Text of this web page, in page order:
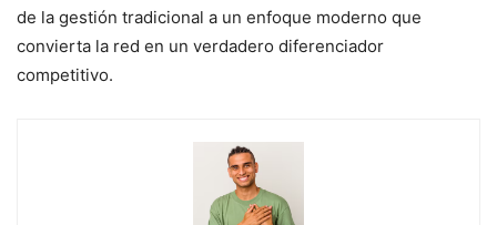
de la gestión tradicional a un enfoque moderno que
convierta la red en un verdadero diferenciador
competitivo.